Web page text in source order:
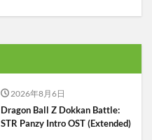
2026年8月6日
Dragon Ball Z Dokkan Battle:
STR Panzy Intro OST (Extended)